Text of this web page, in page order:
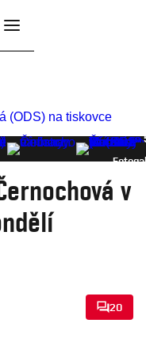
v
20